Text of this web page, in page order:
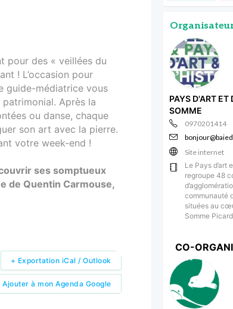
pour des « veillées du
! L’occasion pour
guide-médiatrice vous
Après la
ou danse, chaque
son art avec la pierre.
votre week-end !
ses somptueux
de Quentin Carmouse,
Ajouter à mon Agenda Google
+ Exportation iCal / Outlook
PAYS D'ART ET
SOMME
0970201414
Site internet
Le Pays d’art
regroupe 48
communauté
situées au
Somme
CO-